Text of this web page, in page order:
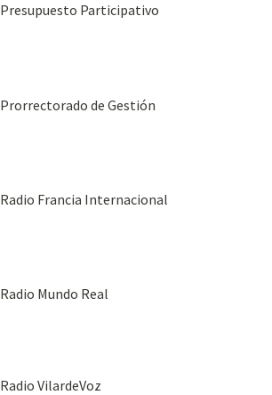
Presupuesto Participativo
Prorrectorado de Gestión
Radio Francia Internacional
Radio Mundo Real
Radio VilardeVoz